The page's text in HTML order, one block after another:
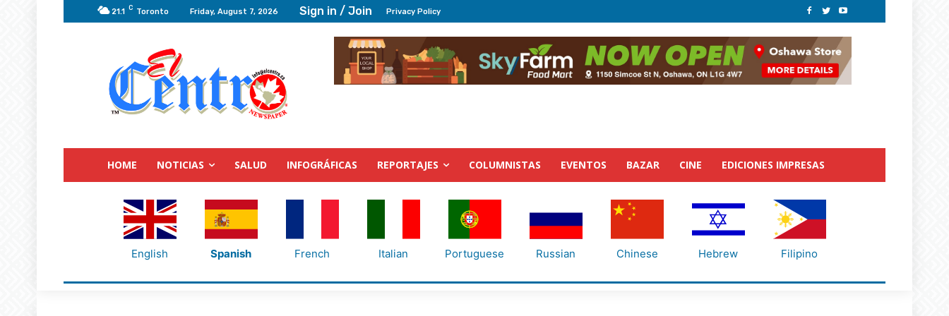
21.1 C Toronto Friday, August 7, 2026 Sign in / Join Privacy Policy
HOME NOTICIAS SALUD INFOGRÁFICAS REPORTAJES COLUMNISTAS EVENTOS BAZAR CINE EDICIONES IMPRESAS
English Spanish French Italian Portuguese Russian Chinese Hebrew Filipino